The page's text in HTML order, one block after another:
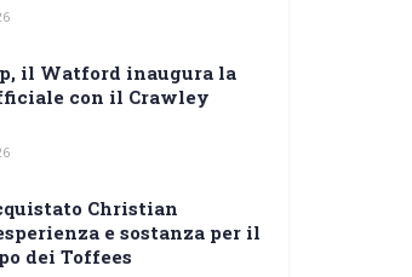
il Watford inaugura la
con il Crawley
Christian
e sostanza per il
dei Toffees